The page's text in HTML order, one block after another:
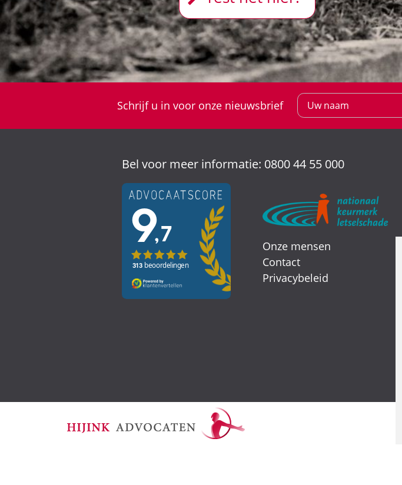
Schrijf u in voor onze nieuwsbrief
Bel voor meer informatie: 0800 44 55 000
Onze mensen
Contact
Privacybeleid